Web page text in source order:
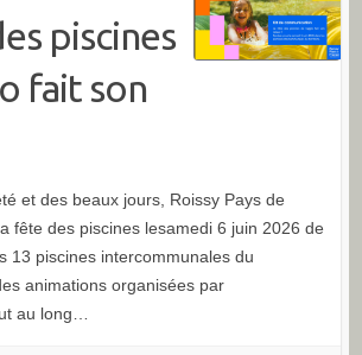
piscines
fait son
et des beaux jours, Roissy Pays de
fête des piscines lesamedi 6 juin 2026 de
13 piscines intercommunales du
animations organisées par
au long…